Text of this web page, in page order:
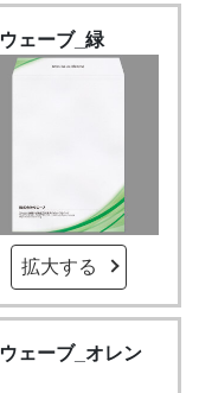
ウェーブ_緑
拡大する
ウェーブ_オレン